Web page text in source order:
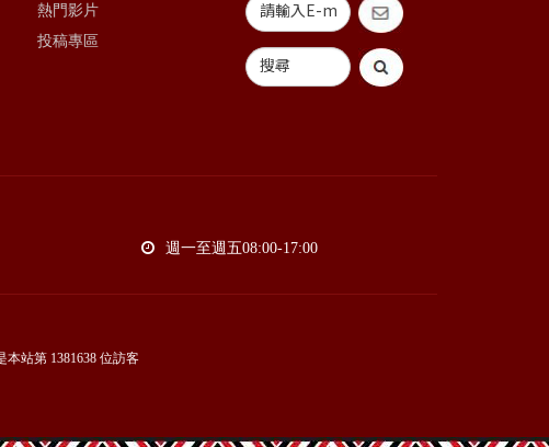
熱門影片
投稿專區
週一至週五08:00-17:00
本站第 1381638 位訪客